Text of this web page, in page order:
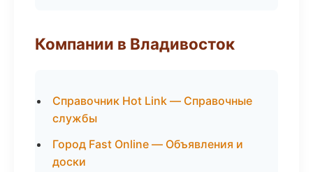
Компании в Владивосток
Справочник Hot Link — Справочные
службы
Город Fast Online — Объявления и
доски